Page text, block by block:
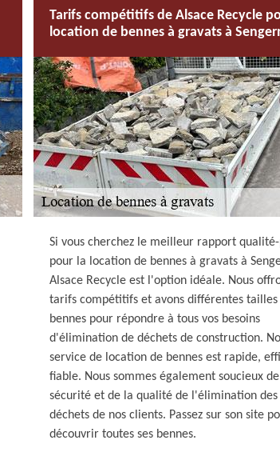
Tarifs compétitifs de Alsace Recycle
location de bennes à gravats à
Si vous cherchez le meilleur rapport
pour la location de bennes à gravats à
Alsace Recycle est l'option idéale. Nous
tarifs compétitifs et avons différentes tailles
bennes pour répondre à tous vos besoins
d'élimination de déchets de construction.
service de location de bennes est rapide,
fiable. Nous sommes également soucieux
sécurité et de la qualité de l'élimination des
déchets de nos clients. Passez sur son site
découvrir toutes ses bennes.